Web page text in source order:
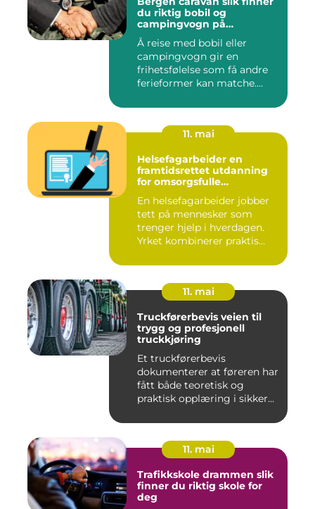
du riktig bobil og
campingvogn på
vestlandet
Å reise med bobil eller
campingvogn gir en
frihetsfølelse som få andre
ferieformer kan matche.
11. mai
Helsefagarbeider en
framtidsrettet utdanning
for omsorgsfulle
En helsefagarbeider jobber
tett på mennesker som
trenger hjelp i hverdagen.
Yrket kombinerer praktis...
11. mai
Truckførerbevis veien til
trygg og profesjonell
truckkjøring
Et truckførerbevis
dokumenterer at føreren har
fått både teoretisk og
praktisk opplæring i sikker
11. mai
Trafikkskole drammen slik
finner du riktig skole for
deg